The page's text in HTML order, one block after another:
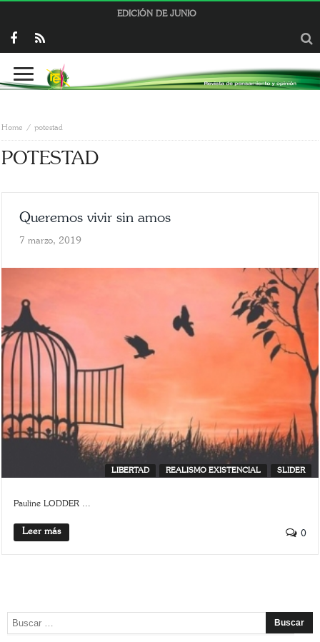
EDICIÓN DE JUNIO
Home potestad
POTESTAD
Queremos vivir sin amos
7 marzo, 2019
LIBERTAD REALISMO EXISTENCIAL SLIDER
Pauline LODDER ...
Leer más 0